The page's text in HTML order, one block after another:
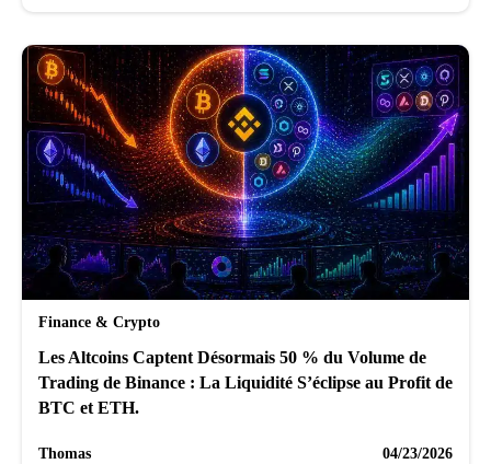
Finance & Crypto
Les Altcoins Captent Désormais 50 % du Volume de
Trading de Binance : La Liquidité S’éclipse au Profit de
BTC et ETH.
Thomas 04/23/2026